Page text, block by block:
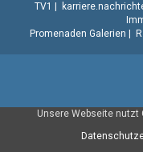
Unsere Webseite nutzt
TV1
Promenaden Galerien